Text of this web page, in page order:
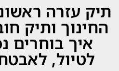
תיק עזרה
החינוך ותיק
איך בוחרים
לטיול,